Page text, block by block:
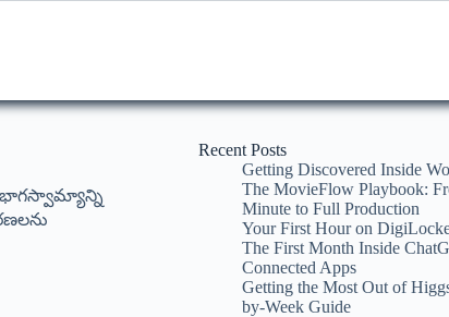
భాగస్వామ్యాన్ని
Recent Posts
Getting Discovered Inside
The MovieFlow Playbook:
Minute to Full Production
Your First Hour on
The First Month Inside
Connected Apps
Getting the Most Out of
by-Week Guide